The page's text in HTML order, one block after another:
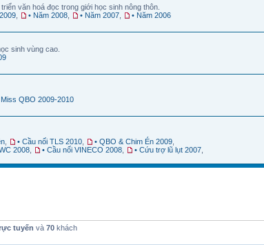
văn hoá đọc trong giới học sinh nông thôn.
• Năm 2008 • Năm 2007 • Năm 2006
sinh vùng cao.
Miss QBO 2009-2010
• Cầu nối TLS 2010 • QBO & Chim Én 2009
2008 • Cầu nối VINECO 2008 • Cứu trợ lũ lụt 2007
tuyến và 70 khách